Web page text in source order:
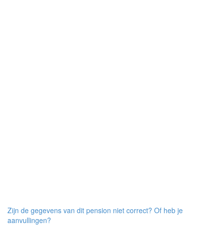
Zijn de gegevens van dit pension niet correct? Of heb je
aanvullingen?